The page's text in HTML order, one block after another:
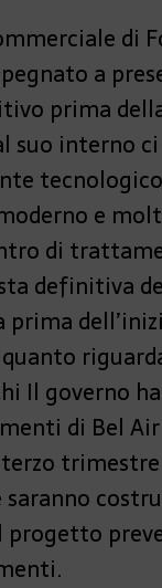
di
a
prima
suo interno
e
di
definitiva
prima
quanto
Il governo
di Bel
trimestre
progetto